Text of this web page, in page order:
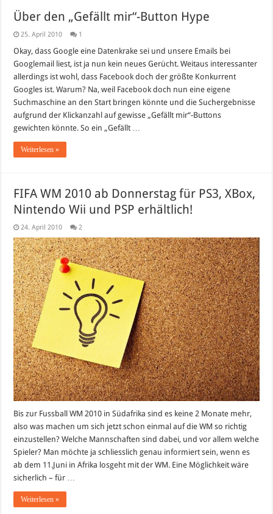
Über den „Gefällt mir“-Button Hype
25. April 2010 1
Okay, dass Google eine Datenkrake sei und unsere Emails bei
Googlemail liest, ist ja nun kein neues Gerücht. Weitaus interessanter
allerdings ist wohl, dass Facebook doch der größte Konkurrent
Googles ist. Warum? Na, weil Facebook doch nun eine eigene
Suchmaschine an den Start bringen könnte und die Suchergebnisse
aufgrund der Klickanzahl auf gewisse „Gefällt mir“-Buttons
gewichten könnte. So ein „Gefällt …
Weiterlesen »
FIFA WM 2010 ab Donnerstag für PS3, XBox,
Nintendo Wii und PSP erhältlich!
24. April 2010 2
Bis zur Fussball WM 2010 in Südafrika sind es keine 2 Monate mehr,
also was machen um sich jetzt schon einmal auf die WM so richtig
einzustellen? Welche Mannschaften sind dabei, und vor allem welche
Spieler? Man möchte ja schliesslich genau informiert sein, wenn es
ab dem 11.Juni in Afrika losgeht mit der WM. Eine Möglichkeit wäre
sicherlich – für …
Weiterlesen »